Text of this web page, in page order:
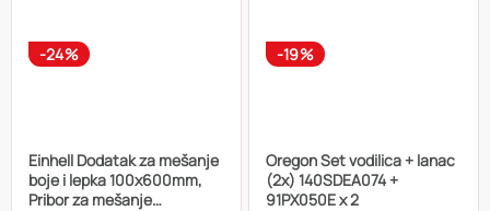
-24%
Einhell Dodatak za mešanje
boje i lepka 100x600mm,
Pribor za mešanje
-19%
Oregon Set vodilica + lanac
(2x) 140SDEA074 +
91PX050E x 2